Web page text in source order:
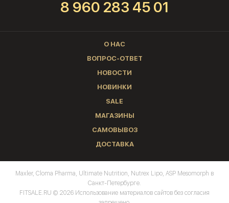
8 960 283 45 01
О НАС
ВОПРОС-ОТВЕТ
НОВОСТИ
НОВИНКИ
SALE
МАГАЗИНЫ
САМОВЫВОЗ
ДОСТАВКА
Maxler, Cloma Pharma, Ultimate Nutrition, Nutrex Lipo, ASP Mesomorph в
Санкт-Петербурге.
FITSALE.RU © 2026 Использование материалов сайтов без согласия